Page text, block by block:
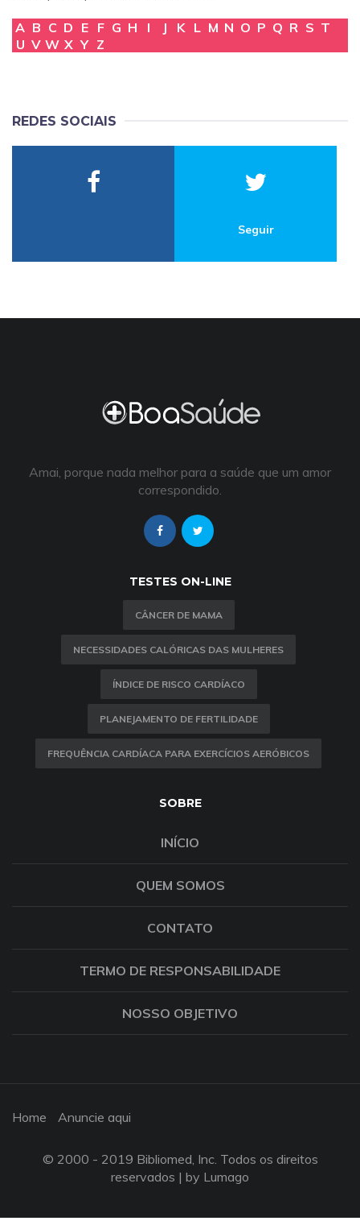
A B C D E F G H I J K L M N O P Q R S T
U V W X Y Z
REDES SOCIAIS
Seguir
Amai, porque nada melhor para a saúde que um amor
correspondido.
TESTES ON-LINE
CÂNCER DE MAMA
NECESSIDADES CALÓRICAS DAS MULHERES
ÍNDICE DE RISCO CARDÍACO
PLANEJAMENTO DE FERTILIDADE
FREQUÊNCIA CARDÍACA PARA EXERCÍCIOS AERÓBICOS
SOBRE
INÍCIO
QUEM SOMOS
CONTATO
TERMO DE RESPONSABILIDADE
NOSSO OBJETIVO
Home Anuncie aqui
© 2000 - 2019 Bibliomed, Inc. Todos os direitos
reservados | by Lumago